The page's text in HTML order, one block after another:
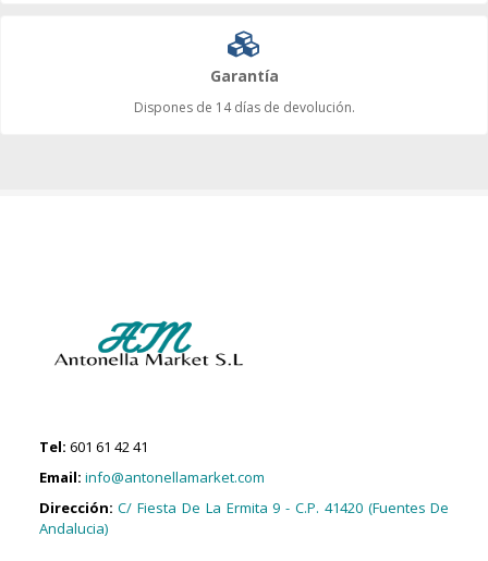
Garantía
Dispones de 14 días de devolución.
Tel: 601 61 42 41
Email: info@antonellamarket.com
Dirección:C/ Fiesta De La Ermita 9 - C.P. 41420 (Fuentes De
Andalucia)